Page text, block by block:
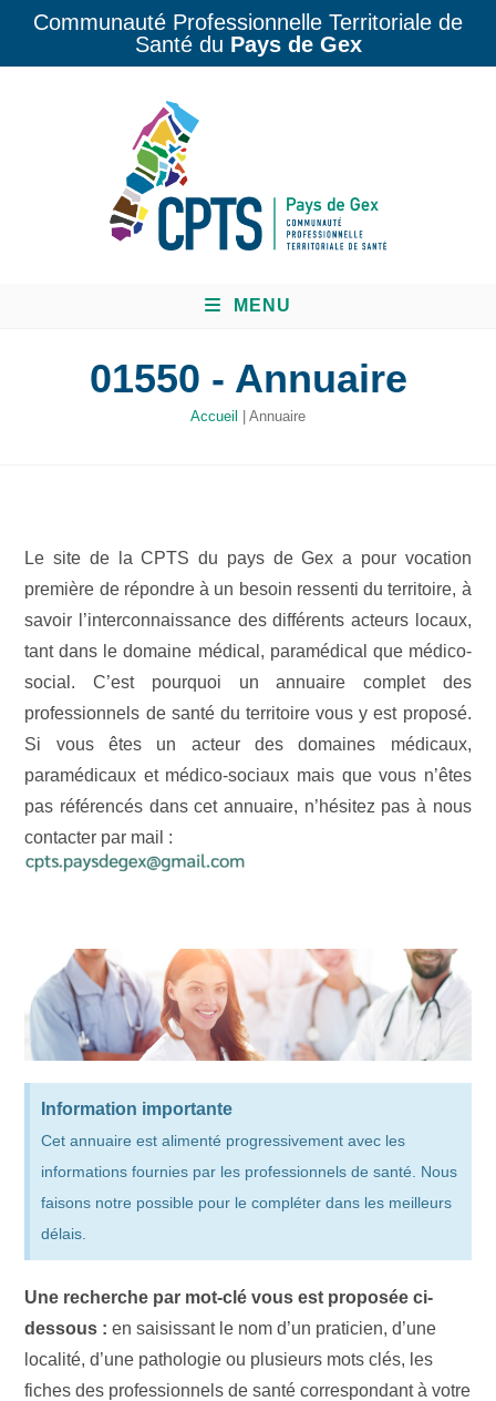
Communauté Professionnelle Territoriale de
Santé du Pays de Gex
MENU
01550 - Annuaire
Accueil | Annuaire
Le site de la CPTS du pays de Gex a pour vocation
première de répondre à un besoin ressenti du territoire, à
savoir l’interconnaissance des différents acteurs locaux,
tant dans le domaine médical, paramédical que médico-
social. C’est pourquoi un annuaire complet des
professionnels de santé du territoire vous y est proposé.
Si vous êtes un acteur des domaines médicaux,
paramédicaux et médico-sociaux mais que vous n’êtes
pas référencés dans cet annuaire, n’hésitez pas à nous
contacter par mail :
Information importante
Cet annuaire est alimenté progressivement avec les
informations fournies par les professionnels de santé. Nous
faisons notre possible pour le compléter dans les meilleurs
délais.
Une recherche par mot-clé vous est proposée ci-
dessous : en saisissant le nom d’un praticien, d’une
localité, d’une pathologie ou plusieurs mots clés, les
fiches des professionnels de santé correspondant à votre